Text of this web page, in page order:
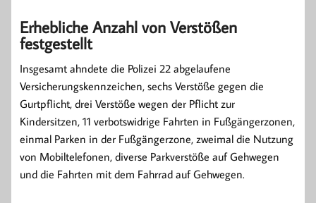
Erhebliche Anzahl von Verstößen
festgestellt
Insgesamt ahndete die Polizei 22 abgelaufene
Versicherungskennzeichen, sechs Verstöße gegen die
Gurtpflicht, drei Verstöße wegen der Pflicht zur
Kindersitzen, 11 verbotswidrige Fahrten in Fußgängerzonen,
einmal Parken in der Fußgängerzone, zweimal die Nutzung
von Mobiltelefonen, diverse Parkverstöße auf Gehwegen
und die Fahrten mit dem Fahrrad auf Gehwegen.